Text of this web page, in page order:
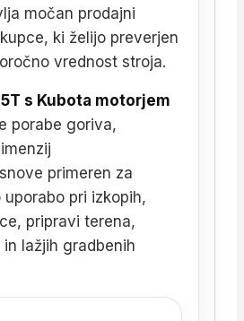
močan prodajni
ki želijo preverjen
vrednost stroja.
s Kubota motorjem
porabe goriva,
primeren za
pri izkopih,
pripravi terena,
lažjih gradbenih